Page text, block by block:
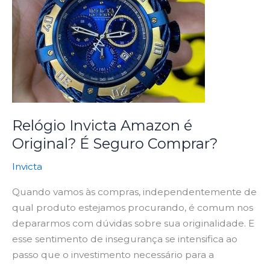
Relógio Invicta Amazon é
Original? É Seguro Comprar?
Invicta
Quando vamos às compras, independentemente de
qual produto estejamos procurando, é comum nos
depararmos com dúvidas sobre sua originalidade. E
esse sentimento de insegurança se intensifica ao
passo que o investimento necessário para a
Amazon
Original?
Seguro
Comprar?